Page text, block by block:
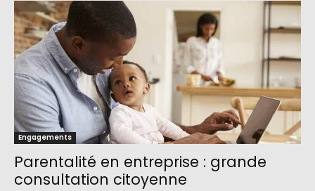
Engagements
Parentalité en entreprise : grande
consultation citoyenne